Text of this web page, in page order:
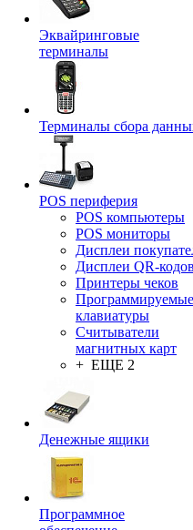
Эквайринговые
терминалы
Терминалы сбора
POS периферия
POS компьютеры
POS мониторы
Дисплеи
Дисплеи QR-
Принтеры чеков
Программируемые
клавиатуры
Считыватели
магнитных карт
+ ЕЩЕ 2
Денежные ящики
Программное